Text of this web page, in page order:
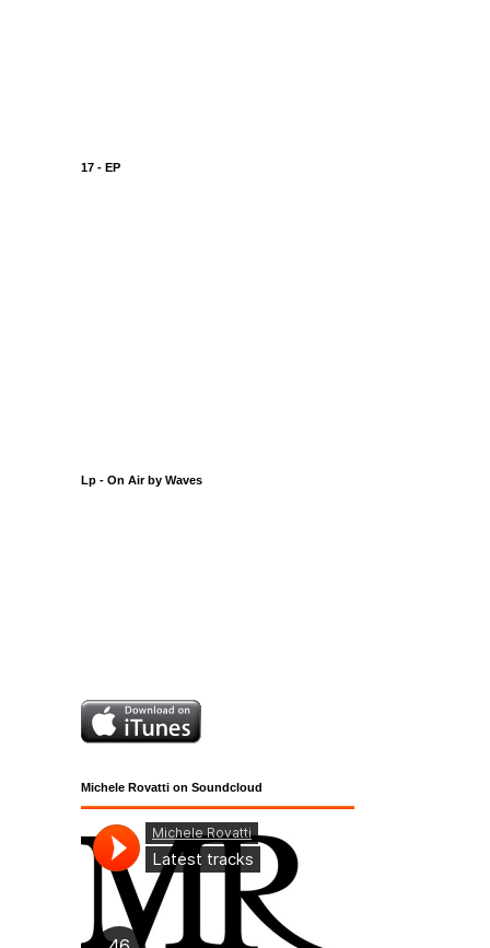
17 - EP
Lp - On Air by Waves
Michele Rovatti on Soundcloud